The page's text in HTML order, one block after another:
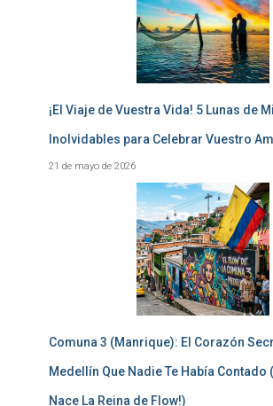
¡El Viaje de Vuestra Vida! 5 Lunas de
Inolvidables para Celebrar Vuestro
21 de mayo de 2026
Comuna 3 (Manrique): El Corazón
Medellín Que Nadie Te Había Contado
Nace La Reina de Flow!)